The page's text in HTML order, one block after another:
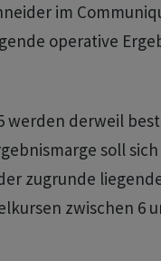
im
operative
werden derweil
soll sich
zugrunde
zwischen 6